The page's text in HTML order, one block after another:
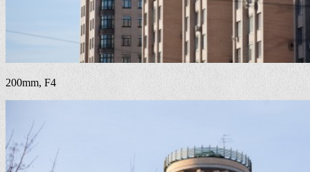
200mm, F4